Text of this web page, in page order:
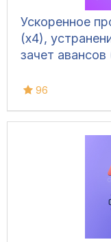
Ускоренное
(x4),
зачет
96